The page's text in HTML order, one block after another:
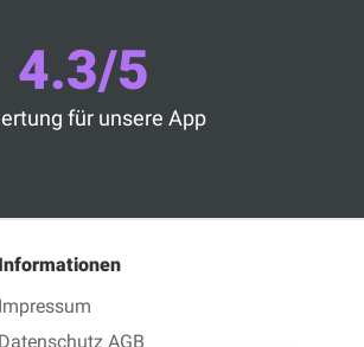
4.3/5
für unsere App
Informationen
Impressum
Datenschutz AGB